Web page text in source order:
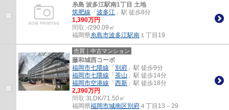
糸島 波多江駅南1丁目 土地
筑肥線 「 波多江 」駅 徒歩8分
1,390万円
間取:-/290.09㎡
福岡県糸島市波多江駅南 １丁目19
売買｜中古マンション
藤和城西コーポ
福岡市七隈線 「 別府 」駅 徒歩9分
福岡市七隈線 「 茶山 」駅 徒歩14分
福岡市空港線 「 西新 」駅 徒歩18分
2,390万円
間取:3LDK/71.50㎡
福岡県福岡市城南区別府 ４丁目13－29